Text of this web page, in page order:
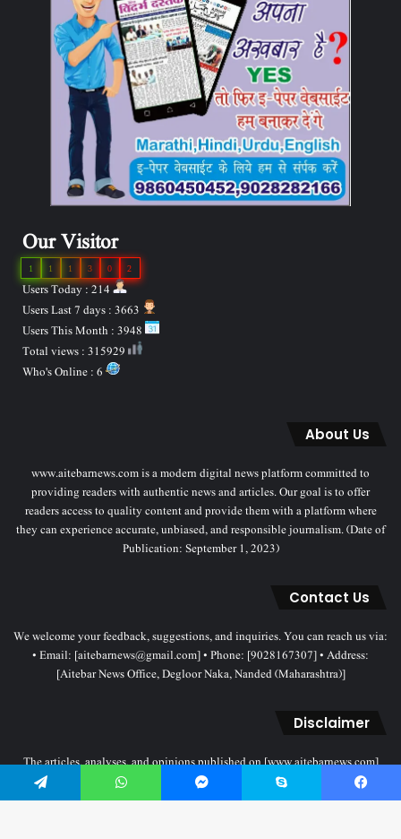
Our Visitor
2
0
3
1
1
1
Users Today : 214
About Us
www.aitebarnews.com is a modern digital news platform committed to
providing readers with authentic news and articles. Our goal is to offer
readers access to quality content and provide them with a platform where
they can experience accurate, unbiased, and responsible journalism. (Date of
Publication: September 1, 2023)
Contact Us
We welcome your feedback, suggestions, and inquiries. You can reach us via:
• Email: [aitebarnews@gmail.com] • Phone: [9028167307] • Address:
[Aitebar News Office, Degloor Naka, Nanded (Maharashtra)]
Disclaimer
The articles, analyses, and opinions published on [www.aitebarnews.com]
solely represent the personal views and opinions of the authors. These views
do not necessarily reflect the stance of the Aitebar News management. Any
Facebook
Skype
Messenger
WhatsApp
Telegram